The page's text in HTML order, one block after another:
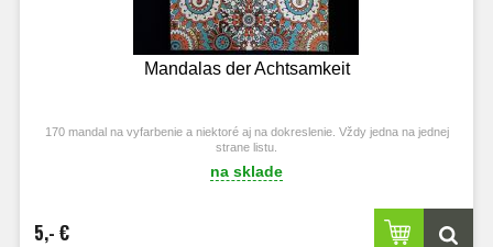
Mandalas der Achtsamkeit
170 mandal na vyfarbenie a niektoré aj na dokreslenie. Vždy jedna na jednej
strane listu.
na sklade
5,- €